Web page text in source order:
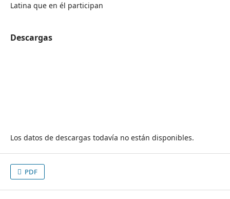
Latina que en él participan
Descargas
Los datos de descargas todavía no están disponibles.
PDF